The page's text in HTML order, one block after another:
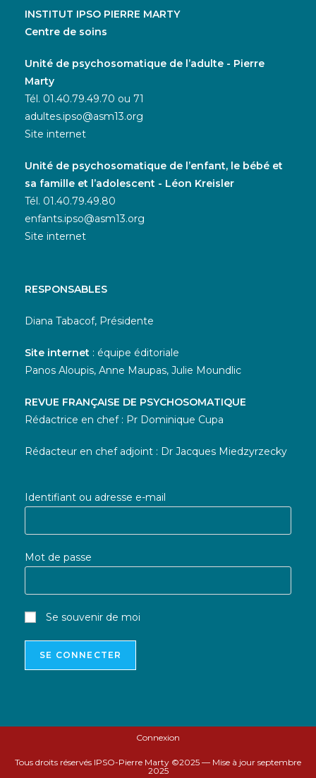
INSTITUT IPSO PIERRE MARTY
Centre de soins
Unité de psychosomatique de l’adulte - Pierre
Marty
Tél. 01.40.79.49.70 ou 71
adultes.ipso@asm13.org
Site internet
Unité de psychosomatique de l’enfant, le bébé et
sa famille et l’adolescent - Léon Kreisler
Tél. 01.40.79.49.80
enfants.ipso@asm13.org
Site internet
RESPONSABLES
Diana Tabacof, Présidente
Site internet : équipe éditoriale
Panos Aloupis, Anne Maupas, Julie Moundlic
REVUE FRANÇAISE DE PSYCHOSOMATIQUE
Rédactrice en chef : Pr Dominique Cupa
Rédacteur en chef adjoint : Dr Jacques Miedzyrzecky
Identifiant ou adresse e-mail
Mot de passe
Se souvenir de moi
Connexion
Tous droits réservés IPSO-Pierre Marty ©2025 — Mise à jour septembre
2025